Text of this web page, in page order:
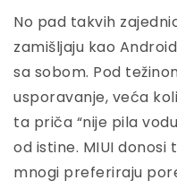
No pad takvih
zamišljaju kao
sa sobom. Pod
usporavanje, veća
ta priča “nije pila
od istine. MIUI
mnogi preferiraju